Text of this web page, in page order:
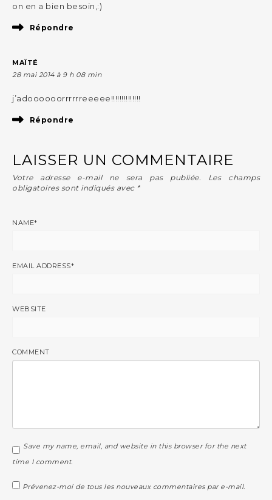
on en a bien besoin,:)
Répondre
MAÏTÉ
28 mai 2014 à 9 h 08 min
j’adoooooorrrrrreeeee!!!!!!!!!!!!!!
Répondre
LAISSER UN COMMENTAIRE
Votre adresse e-mail ne sera pas publiée.
Les champs
obligatoires sont indiqués avec *
NAME*
EMAIL ADDRESS*
WEBSITE
COMMENT
Save my name, email, and website in this browser for the next
time I comment.
Prévenez-moi de tous les nouveaux commentaires par e-mail.